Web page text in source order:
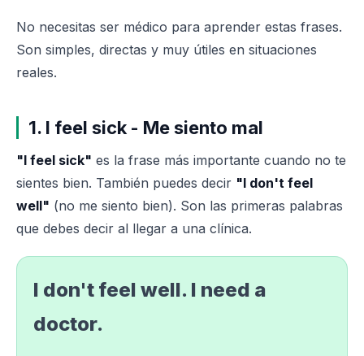
No necesitas ser médico para aprender estas frases.
Son simples, directas y muy útiles en situaciones
reales.
1. I feel sick - Me siento mal
"I feel sick" es la frase más importante cuando no te
sientes bien. También puedes decir "I don't feel
well" (no me siento bien). Son las primeras palabras
que debes decir al llegar a una clínica.
I don't feel well. I need a
doctor.